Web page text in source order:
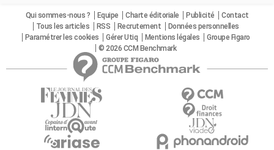
Qui sommes-nous ? Equipe Charte éditoriale Publicité
Contact
Tous les articles
RSS Recrutement
Données personnelles
Paramétrer les cookies
Gérer Utiq Mentions légales
Groupe Figaro
© 2026 CCM Benchmark